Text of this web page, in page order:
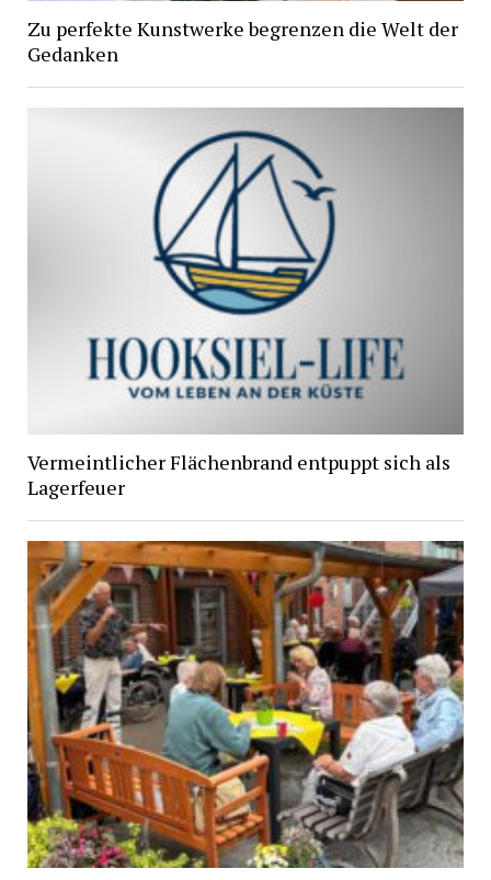
Zu perfekte Kunstwerke begrenzen die Welt der
Gedanken
Vermeintlicher Flächenbrand entpuppt sich als
Lagerfeuer